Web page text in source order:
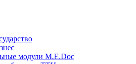
модули M.E.Doc